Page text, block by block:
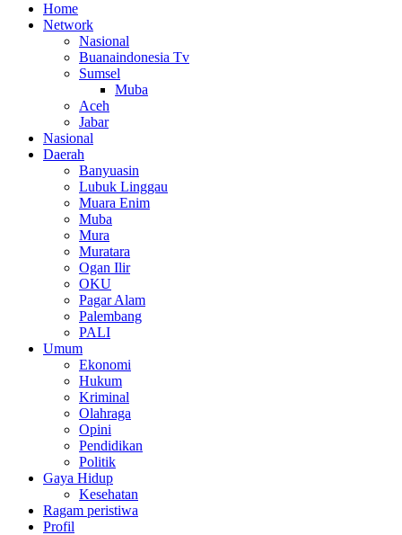
Home
Network
Nasional
Buanaindonesia Tv
Sumsel
Muba
Aceh
Jabar
Nasional
Daerah
Banyuasin
Lubuk Linggau
Muara Enim
Muba
Mura
Muratara
Ogan Ilir
OKU
Pagar Alam
Palembang
PALI
Umum
Ekonomi
Hukum
Kriminal
Olahraga
Opini
Pendidikan
Politik
Gaya Hidup
Kesehatan
Ragam peristiwa
Profil